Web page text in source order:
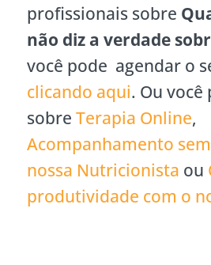
profissionais sobre
não diz a verdade
você pode agendar o
clicando aqui. Ou
sobre Terapia Online,
Acompanhamento
nossa Nutricionista ou
produtividade com o